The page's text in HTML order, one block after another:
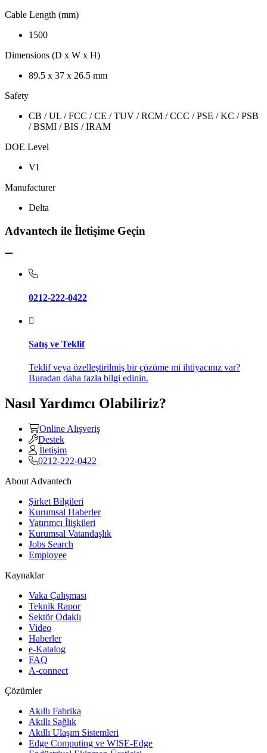
Cable Length (mm)
1500
Dimensions (D x W x H)
89.5 x 37 x 26.5 mm
Safety
CB / UL / FCC / CE / TUV / RCM / CCC / PSE / KC / PSB
/ BSMI / BIS / IRAM
DOE Level
VI
Manufacturer
Delta
Advantech ile İletişime Geçin
0212-222-0422
Satış ve Teklif
Teklif veya özelleştirilmiş bir çözüme mi ihtiyacınız var?
Buradan daha fazla bilgi edinin.
Nasıl Yardımcı Olabiliriz?
Online Alışveriş
Destek
İletişim
0212-222-0422
About Advantech
Şirket Bilgileri
Kurumsal Haberler
Yatırımcı İlişkileri
Kurumsal Vatandaşlık
Jobs Search
Employee
Kaynaklar
Vaka Çalışması
Teknik Rapor
Sektör Odaklı
Video
Haberler
e-Katalog
FAQ
A-connect
Çözümler
Akıllı Fabrika
Akıllı Sağlık
Akıllı Ulaşım Sistemleri
Edge Computing ve WISE-Edge